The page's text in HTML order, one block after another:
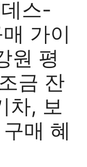
스-
가이
원 평
금 잔
차, 보
매 혜